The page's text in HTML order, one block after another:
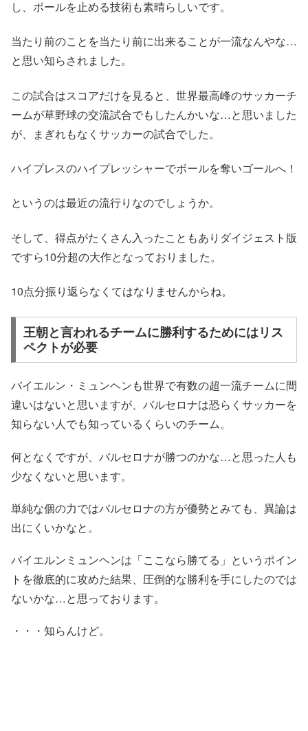
し、ボールを止める技術も素晴らしいです。
当たり前のことを当たり前に出来ることが一流なんやな…
と思い知らされました。
この試合はスコアだけを見ると、世界最高峰のサッカーチ
ームが草野球の交流試合でもしたんかいな…と思いました
が、まぎれもなくサッカーの試合でした。
ハイプレスのハイプレッシャーでボールを奪いゴールへ！
というのは最近の流行りなのでしょうか。
そして、得点がたくさん入ったこともありダイジェスト版
ですら10分超の大作となっておりました。
10点分振り返らなくてはなりませんからね。
王朝と言われるチームに勝利するためにはリス
ペクトが必要
バイエルン・ミュンヘンも世界で有数の超一流チームに間
違いはないと思いますが、バルセロナは恐らくサッカーを
知らない人でも知っているくらいのチーム。
何となくですが、バルセロナが勝つのかな…と思った人も
少なくないと思います。
単純な個の力ではバルセロナの方が優勢とみても、異論は
出にくいかなと。
バイエルンミュンヘンは「ここなら勝てる」というポイン
トを徹底的に攻めた結果、圧倒的な勝利を手にしたのでは
ないかな…と思っております。
・・・知らんけど。